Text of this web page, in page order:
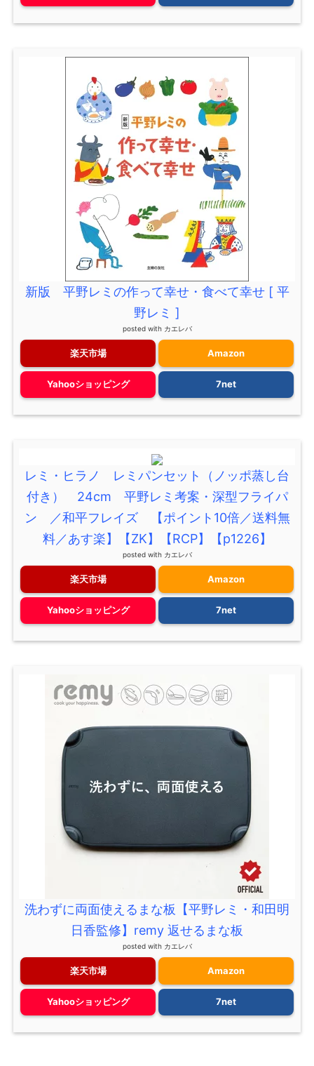
新版 平野レミの作って幸せ・食べて幸せ [ 平
野レミ ]
posted with カエレバ
楽天市場 Amazon
Yahooショッピング 7net
レミ・ヒラノ レミパンセット（ノッポ蒸し台
付き） 24cm 平野レミ考案・深型フライパ
ン ／和平フレイズ 【ポイント10倍／送料無
料／あす楽】【ZK】【RCP】【p1226】
posted with カエレバ
楽天市場 Amazon
Yahooショッピング 7net
洗わずに両面使えるまな板【平野レミ・和田明
日香監修】remy 返せるまな板
posted with カエレバ
楽天市場 Amazon
Yahooショッピング 7net